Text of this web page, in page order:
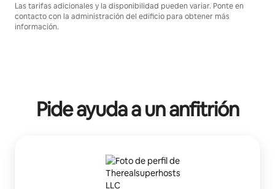
Las tarifas adicionales y la disponibilidad pueden variar. Ponte en
contacto con la administración del edificio para obtener más
información.
Pide ayuda a un anfitrión